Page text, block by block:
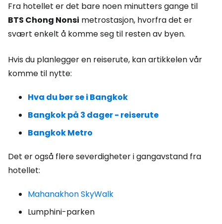
Fra hotellet er det bare noen minutters gange til
BTS Chong Nonsi metrostasjon, hvorfra det er
svært enkelt å komme seg til resten av byen.
Hvis du planlegger en reiserute, kan artikkelen vår
komme til nytte:
Hva du bør se i Bangkok
Bangkok på 3 dager - reiserute
Bangkok Metro
Det er også flere severdigheter i gangavstand fra
hotellet:
Mahanakhon SkyWalk
Lumphini-parken